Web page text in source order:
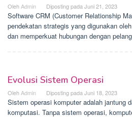
Oleh Admin Diposting pada Juni 21, 2023
Software CRM (Customer Relationship
pendekatan strategis yang digunakan
dan memperkuat hubungan dengan
Evolusi Sistem Operasi
Oleh Admin Diposting pada Juni 18, 2023
Sistem operasi komputer adalah jantung
komputasi. Tanpa sistem operasi,